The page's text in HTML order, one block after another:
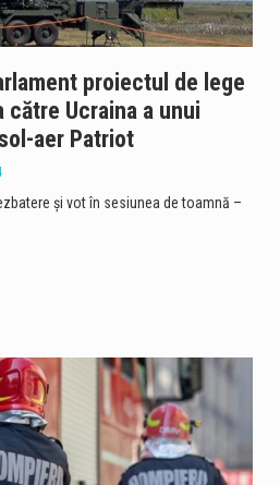
proiectul de lege
Ucraina a unui
aer Patriot
şi vot în sesiunea de toamnă –